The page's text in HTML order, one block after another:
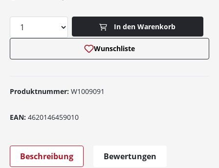
Produkt Anzahl: Gib den gewünschten
In den Warenkorb
Wunschliste
Produktnummer: W1009091
EAN: 4620146459010
Beschreibung Bewertungen